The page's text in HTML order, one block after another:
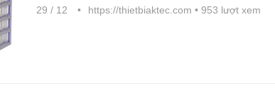
29 / 12 https://thietbiaktec.com • 953 lượt xem